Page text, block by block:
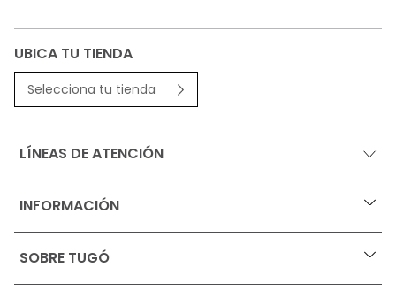
UBICA TU TIENDA
Selecciona tu tienda
LÍNEAS DE ATENCIÓN
INFORMACIÓN +
Ofertas vigentes
Términos, condiciones y restricciones para productos
SOBRE TUGÓ +